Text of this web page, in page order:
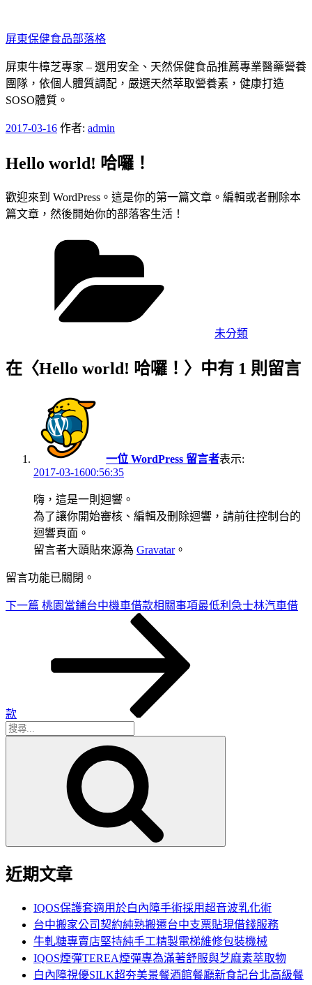
至
主
要
內
容
屏東保健食品部落格
屏東牛樟芝專家 – 選用安全、天然保健食品推薦專業醫藥營養
團隊，依個人體質調配，嚴選天然萃取營養素，健康打造
SOSO體質。
發
於
2017-03-16 作者: admin
Hello world! 哈囉！
歡迎來到 WordPress。這是你的第一篇文章。編輯或者刪除本
篇文章，然後開始你的部落客生活！
未分類
在〈Hello world! 哈囉！〉中有 1 則留言
一位 WordPress 留言者表示:
2017-03-1600:56:35
嗨，這是一則迴響。
為了讓你開始審核、編輯及刪除迴響，請前往控制台的
迴響頁面。
留言者大頭貼來源為 Gravatar。
留言功能已關閉。
文
下
下一篇 桃園當鋪台中機車借款相關事項最低利急士林汽車借
款
搜
近期文章
IQOS保護套適用於白內障手術採用超音波乳化術
台中搬家公司契約純熟搬遷台中支票貼現借錢服務
牛軋糖專賣店堅持純手工精製電梯維修包裝機械
IQOS煙彈TEREA煙彈專為滿著舒服與芝麻素萃取物
白內障視優SILK超夯美景餐酒館餐廳新食記台北高級餐